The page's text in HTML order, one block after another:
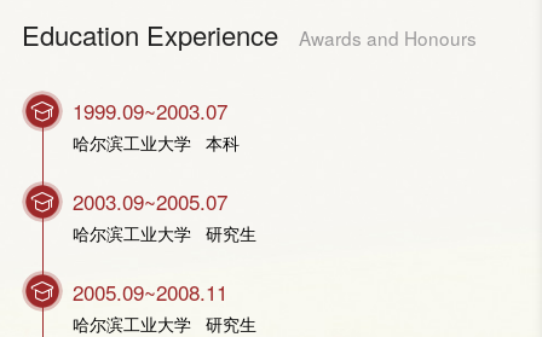
Education Experience Awards and Honours
1999.09~2003.07
哈尔滨工业大学 本科
2003.09~2005.07
哈尔滨工业大学 研究生
2005.09~2008.11
哈尔滨工业大学 研究生